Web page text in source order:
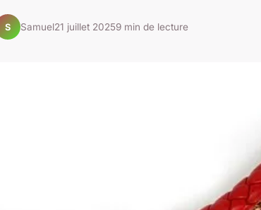
S Samuel21 juillet 20259 min de lecture